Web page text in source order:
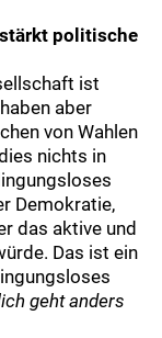
politische
ist
aber
von Wahlen
nichts in
Demokratie,
das aktive und
Das ist ein
geht anders